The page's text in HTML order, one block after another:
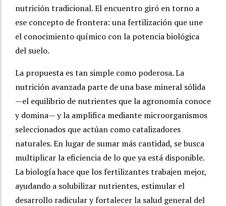
nutrición tradicional. El encuentro giró en torno a
ese concepto de frontera: una fertilización que une
el conocimiento químico con la potencia biológica
del suelo.
La propuesta es tan simple como poderosa. La
nutrición avanzada parte de una base mineral sólida
—el equilibrio de nutrientes que la agronomía conoce
y domina— y la amplifica mediante microorganismos
seleccionados que actúan como catalizadores
naturales. En lugar de sumar más cantidad, se busca
multiplicar la eficiencia de lo que ya está disponible.
La biología hace que los fertilizantes trabajen mejor,
ayudando a solubilizar nutrientes, estimular el
desarrollo radicular y fortalecer la salud general del